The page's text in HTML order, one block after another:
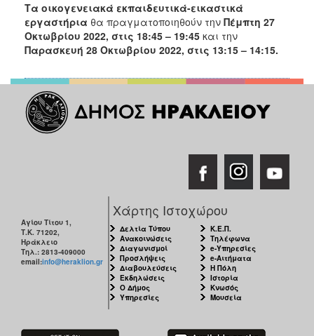
Τα οικογενειακά εκπαιδευτικά-εικαστικά
εργαστήρια θα πραγματοποιηθούν την Πέμπτη 27
Οκτωβρίου 2022, στις 18:45 – 19:45 και την
Παρασκευή 28 Οκτωβρίου 2022, στις 13:15 – 14:15.
Αγίου Τίτου 1,
Τ.Κ. 71202,
Ηράκλειο
Τηλ.: 2813-409000
email:info@heraklion.gr
Χάρτης Ιστοχώρου
Δελτία Τύπου
Ανακοινώσεις
Διαγωνισμοί
Προσλήψεις
Διαβουλεύσεις
Εκδηλώσεις
Ο Δήμος
Υπηρεσίες
Κ.Ε.Π.
Τηλέφωνα
e-Υπηρεσίες
e-Αιτήματα
Η Πόλη
Ιστορία
Κνωσός
Μουσεία